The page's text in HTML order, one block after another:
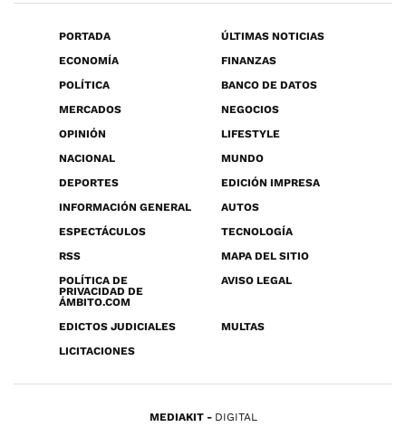
PORTADA
ÚLTIMAS NOTICIAS
ECONOMÍA
FINANZAS
POLÍTICA
BANCO DE DATOS
MERCADOS
NEGOCIOS
OPINIÓN
LIFESTYLE
NACIONAL
MUNDO
DEPORTES
EDICIÓN IMPRESA
INFORMACIÓN GENERAL
AUTOS
ESPECTÁCULOS
TECNOLOGÍA
RSS
MAPA DEL SITIO
POLÍTICA DE
PRIVACIDAD DE
ÁMBITO.COM
AVISO LEGAL
EDICTOS JUDICIALES
MULTAS
LICITACIONES
MEDIAKIT DIGITAL